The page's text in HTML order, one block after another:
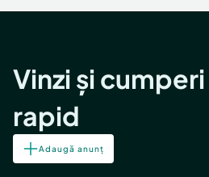
Vinzi și
rapid
Adaugă anunț